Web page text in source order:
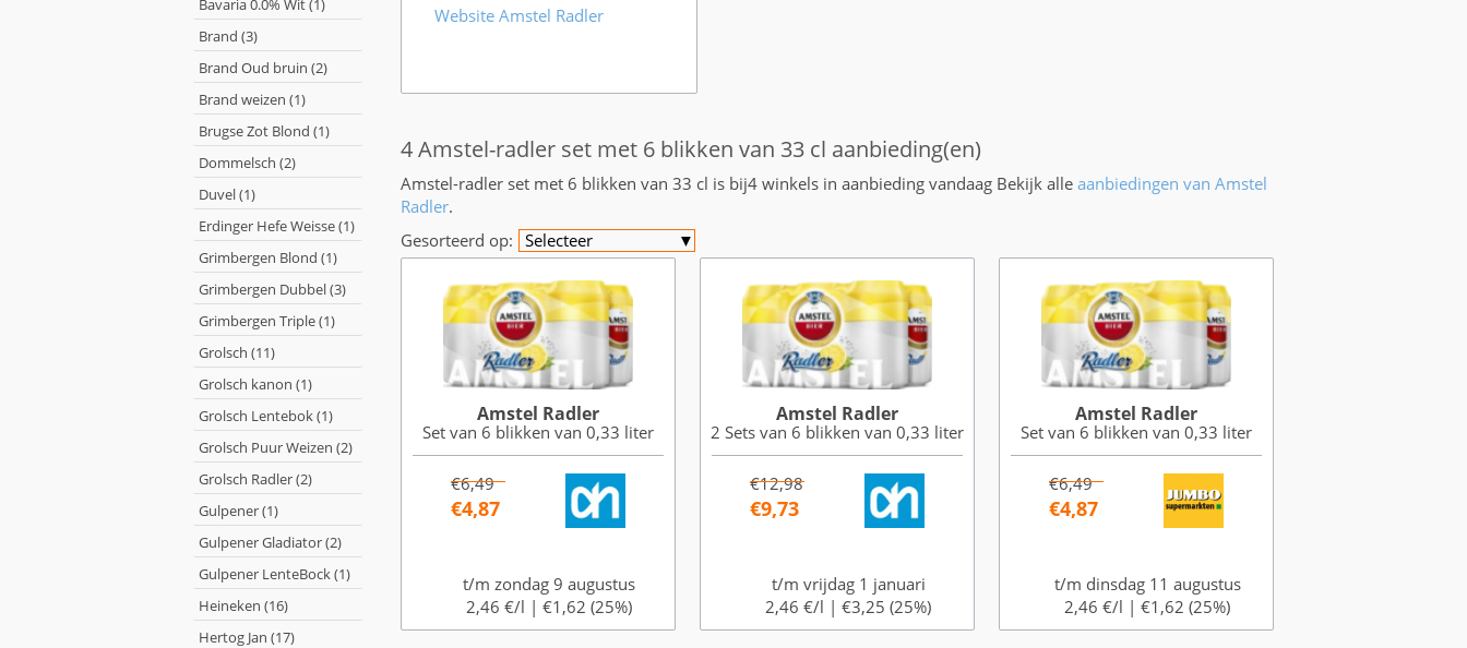
Bavaria 0.0% Wit (1)
Brand (3)
Brand Oud bruin (2)
Brand weizen (1)
Brugse Zot Blond (1)
Dommelsch (2)
Duvel (1)
Erdinger Hefe Weisse (1)
Grimbergen Blond (1)
Grimbergen Dubbel (3)
Grimbergen Triple (1)
Grolsch (11)
Grolsch kanon (1)
Grolsch Lentebok (1)
Grolsch Puur Weizen (2)
Grolsch Radler (2)
Gulpener (1)
Gulpener Gladiator (2)
Gulpener LenteBock (1)
Heineken (16)
Hertog Jan (17)
Website Amstel Radler
4 Amstel-radler set met 6 blikken van 33 cl aanbieding(en)
Amstel-radler set met 6 blikken van 33 cl is bij4 winkels in aanbieding vandaag Bekijk alle aanbiedingen van Amstel
Radler.
Gesorteerd op: Selecteer ▼
Amstel Radler
Set van 6 blikken van 0,33 liter
€6,49
€4,87
t/m zondag 9 augustus
2,46 €/l | €1,62 (25%)
Amstel Radler
2 Sets van 6 blikken van 0,33 liter
€12,98
€9,73
t/m vrijdag 1 januari
2,46 €/l | €3,25 (25%)
Amstel Radler
Set van 6 blikken van 0,33 liter
€6,49
€4,87
t/m dinsdag 11 augustus
2,46 €/l | €1,62 (25%)